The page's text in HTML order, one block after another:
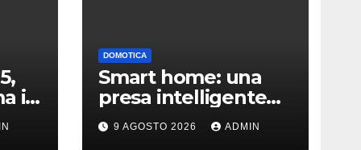
il
DOMOTICA
Smart home: una
presa intelligente
da pochi euro può
fare la differenza
9 AGOSTO 2026 ADMIN